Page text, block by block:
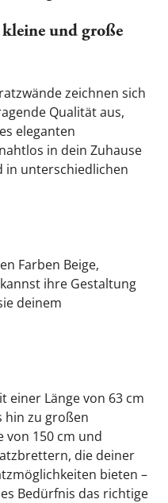
und große
zeichnen sich
Qualität aus,
nahtlos in dein Zuhause
in unterschiedlichen
Farben Beige,
ihre Gestaltung
deinem
einer Länge von 63 cm
hin zu großen
von 150 cm und
die deiner
bieten –
Bedürfnis das richtige